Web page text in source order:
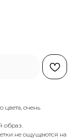
цвета, очень
образ.
не ощущаются на